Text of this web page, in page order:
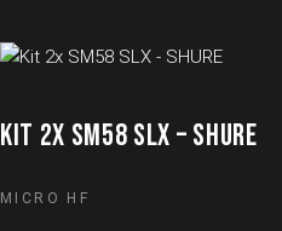
KIT 2X SM58 SLX – SHURE
MICRO HF